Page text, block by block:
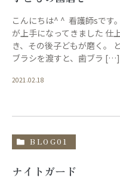
こんにちは^ ^ 看護師sです
が上手になってきました 仕
き、その後子どもが磨く。
ブラシを渡すと、歯ブラ […]
2021.02.18
BLOG01
ナイトガード